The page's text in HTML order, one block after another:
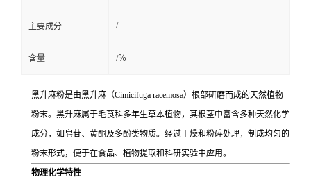
主要成分 /
含量 /％
黑升麻粉是由黑升麻（Cimicifuga racemosa）根部研磨而成的天然植物
粉末。黑升麻属于毛茛科多年生草本植物，其根茎中富含多种天然化学
成分，如皂苷、黄酮及多酚类物质。经过干燥和粉碎处理，制成均匀的
粉末形式，便于在食品、植物提取和科研实验中应用。
物理化学特性